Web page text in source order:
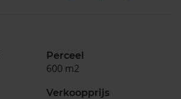
Perceel
600 m2
Verkoopprijs